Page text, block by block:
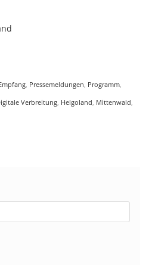
, Pressemeldungen, Programm,
Verbreitung, Helgoland, Mittenwald,